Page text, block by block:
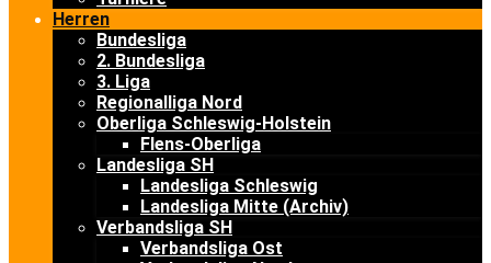
Herren
Bundesliga
2. Bundesliga
3. Liga
Regionalliga Nord
Oberliga Schleswig-Holstein
Flens-Oberliga
Landesliga SH
Landesliga Schleswig
Landesliga Mitte (Archiv)
Verbandsliga SH
Verbandsliga Ost